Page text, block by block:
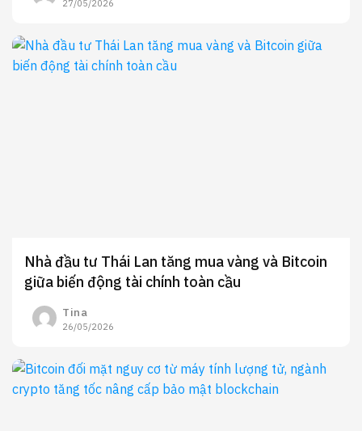
27/05/2026
Nhà đầu tư Thái Lan tăng mua vàng và Bitcoin
giữa biến động tài chính toàn cầu
Tina
26/05/2026